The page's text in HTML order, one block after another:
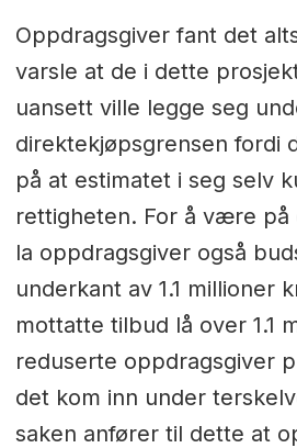
Oppdragsgiver fant det
varsle at de i dette
uansett ville legge seg
direktekjøpsgrensen fordi
på at estimatet i seg selv
rettigheten. For å være på
la oppdragsgiver også
underkant av 1.1 millioner
mottatte tilbud lå over 1.1
reduserte oppdragsgiver
det kom inn under
saken anfører til dette at